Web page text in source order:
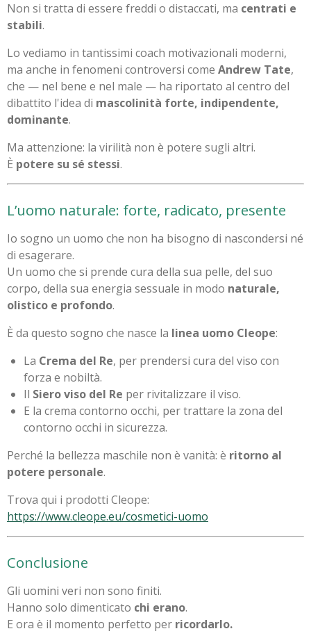
Non si tratta di essere freddi o distaccati, ma centrati e
stabili.
Lo vediamo in tantissimi coach motivazionali moderni,
ma anche in fenomeni controversi come Andrew Tate,
che — nel bene e nel male — ha riportato al centro del
dibattito l'idea di mascolinità forte, indipendente,
dominante.
Ma attenzione: la virilità non è potere sugli altri.
È potere su sé stessi.
L’uomo naturale: forte, radicato, presente
Io sogno un uomo che non ha bisogno di nascondersi né
di esagerare.
Un uomo che si prende cura della sua pelle, del suo
corpo, della sua energia sessuale in modo naturale,
olistico e profondo.
È da questo sogno che nasce la linea uomo Cleope:
La Crema del Re, per prendersi cura del viso con
forza e nobiltà.
Il Siero viso del Re per rivitalizzare il viso.
E la crema contorno occhi, per trattare la zona del
contorno occhi in sicurezza.
Perché la bellezza maschile non è vanità: è ritorno al
potere personale.
Trova qui i prodotti Cleope:
https://www.cleope.eu/cosmetici-uomo
Conclusione
Gli uomini veri non sono finiti.
Hanno solo dimenticato chi erano.
E ora è il momento perfetto per ricordarlo.